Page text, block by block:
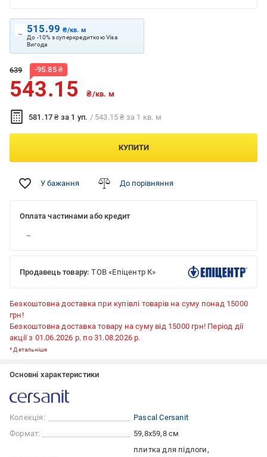
515.99₴/кв. м
До -10% з суперкредиткою Visa
Вигода
639 -95.85₴
543.15 ₴/кв. м
581.17 ₴ за 1 уп. / 543.15 ₴ за 1 кв. м
КУПИТИ
У бажання До порівняння
Оплата частинами або кредит
Продавець товару: ТОВ «Епіцентр К»
Безкоштовна доставка при купівлі товарів на суму понад 15000
грн!
Безкоштовна доставка товару на суму від 15000 грн! Період дії
акції з 01.06.2026 р. по 31.08.2026 р.
*Детальніше
Основні характеристики
Колекція:
Pascal Cersanit
Формат:
59,8x59,8 см
плитка для підлоги